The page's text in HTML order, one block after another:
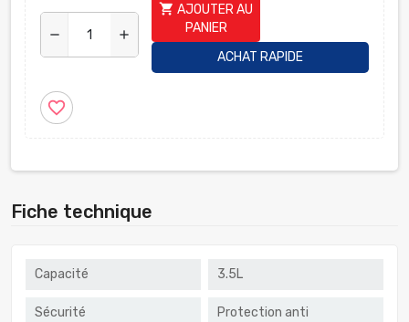
remove add
shopping_cart AJOUTER AU
PANIER
ACHAT RAPIDE
favorite_border
Fiche technique
Capacité 3.5L
Sécurité
Protection anti